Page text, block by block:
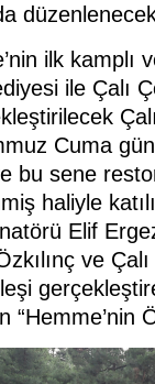
ilk kamplı
ile Çalı
Cuma
bu sene
haliyle
Elif
ve
“Hemme’nin